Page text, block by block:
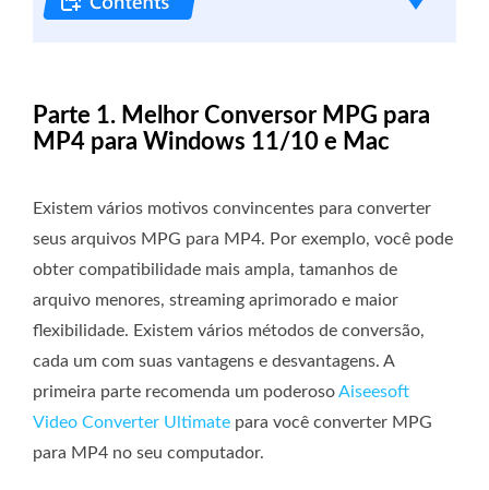
Parte 1. Melhor Conversor MPG para
MP4 para Windows 11/10 e Mac
Existem vários motivos convincentes para converter
seus arquivos MPG para MP4. Por exemplo, você pode
obter compatibilidade mais ampla, tamanhos de
arquivo menores, streaming aprimorado e maior
flexibilidade. Existem vários métodos de conversão,
cada um com suas vantagens e desvantagens. A
primeira parte recomenda um poderosoAiseesoft
Video Converter Ultimate para você converter MPG
para MP4 no seu computador.